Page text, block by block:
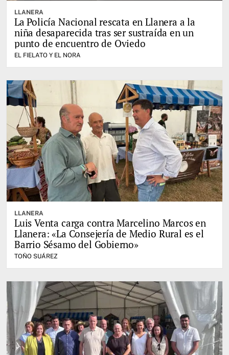
LLANERA
La Policía Nacional rescata en Llanera a la
niña desaparecida tras ser sustraída en un
punto de encuentro de Oviedo
EL FIELATO Y EL NORA
LLANERA
Luis Venta carga contra Marcelino Marcos en
Llanera: «La Consejería de Medio Rural es el
Barrio Sésamo del Gobierno»
TOÑO SUÁREZ